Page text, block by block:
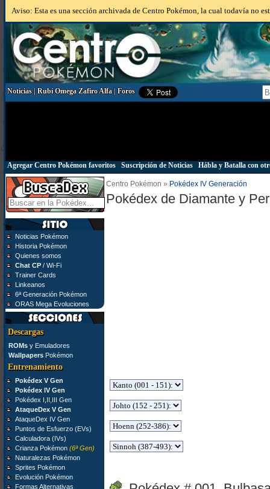
Aviso: Esta es una sección archivada de Centro Pokémon, la cual todavía no
Noticias|Rubí Omega Zafiro Alfa|Foros
Agregar Centro Pokémon favoritos| Suscripción de Noticias| Hábla y Batalla con
Noticias Pokémon
Historia Pokémon
Quienes somos
Chat CP/ Wi-Fi
Trainer Cards
Linkeanos
6ª Generación Pokémon
ORAS Mega Evoluciones
Descargas
ROMsy Emuladores
WallpapersPokémon
Entrenamiento
Pokédex V Gen
Pokédex IV Gen
Pokédex I,II,III Gen
AtaqueDex V Gen
AtaqueDex IV Gen
Puntos de Esfuerzo (EVs)
Calculadora (IVs)
Crianza Pokémon (6ª Gen)
Naturalezas Pokémon
Sprites Pokémon
Evolución Pokémon
Formas Alternativas
Centro Pokémon » Pokédex IV Generación
Pokédex de Diamante y